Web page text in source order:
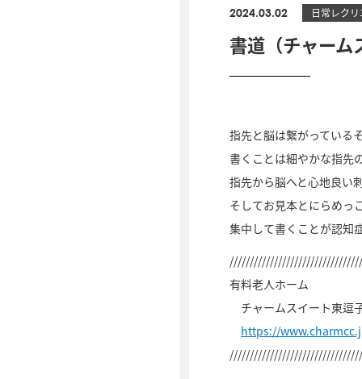
2024.03.02 日常レク
書道（チャーム
指先と脳は繋がっている
書くことは細やかな指先
指先から脳へと心地良い
そしてお見本とにらめっ
集中して書くことが認知
有料老人ホーム
チャームスイート東逗
https://